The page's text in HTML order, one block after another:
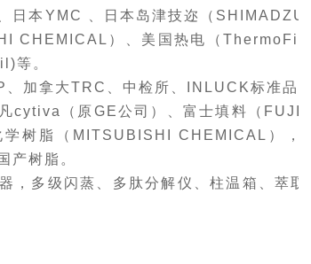
日本YMC 、
日本岛津技迩（
CHEMICAL）、美国热电 （
)等。
加拿大TRC 中检所
INLUCK标准品
cytiva（原 GE公司 ）
、富士填料（FUJI
树脂（MITSUBISHI CHEMICAL），
产树脂。
，多级闪蒸、多肽分解仪、柱温箱、萃取